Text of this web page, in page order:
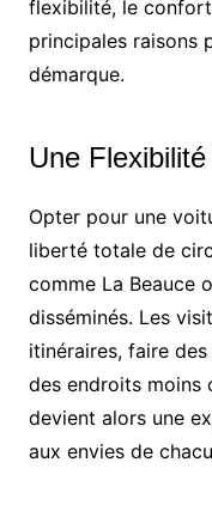
flexibilité, le
principales raisons
démarque.
Une
Opter pour une
liberté totale de
comme La Beauce
disséminés. Les
itinéraires, faire
des endroits moins
devient alors une
aux envies de